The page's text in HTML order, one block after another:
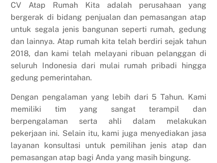
CV Atap Rumah Kita adalah perusahaan yang
bergerak di bidang penjualan dan pemasangan atap
untuk segala jenis bangunan seperti rumah, gedung
dan lainnya. Atap rumah kita telah berdiri sejak tahun
2018, dan kami telah melayani ribuan pelanggan di
seluruh Indonesia dari mulai rumah pribadi hingga
gedung pemerintahan.
Dengan pengalaman yang lebih dari 5 Tahun. Kami
memiliki tim yang sangat terampil dan
berpengalaman serta ahli dalam melakukan
pekerjaan ini. Selain itu, kami juga menyediakan jasa
layanan konsultasi untuk pemilihan jenis atap dan
pemasangan atap bagi Anda yang masih bingung.